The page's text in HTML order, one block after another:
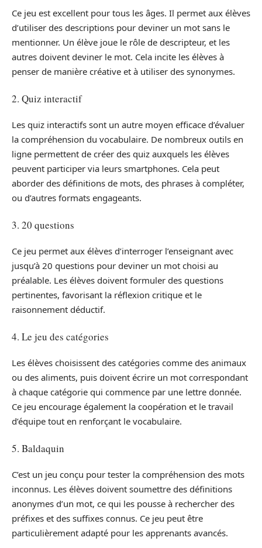
Ce jeu est excellent pour tous les âges. Il permet aux élèves
d’utiliser des descriptions pour deviner un mot sans le
mentionner. Un élève joue le rôle de descripteur, et les
autres doivent deviner le mot. Cela incite les élèves à
penser de manière créative et à utiliser des synonymes.
2. Quiz interactif
Les quiz interactifs sont un autre moyen efficace d’évaluer
la compréhension du vocabulaire. De nombreux outils en
ligne permettent de créer des quiz auxquels les élèves
peuvent participer via leurs smartphones. Cela peut
aborder des définitions de mots, des phrases à compléter,
ou d’autres formats engageants.
3. 20 questions
Ce jeu permet aux élèves d’interroger l’enseignant avec
jusqu’à 20 questions pour deviner un mot choisi au
préalable. Les élèves doivent formuler des questions
pertinentes, favorisant la réflexion critique et le
raisonnement déductif.
4. Le jeu des catégories
Les élèves choisissent des catégories comme des animaux
ou des aliments, puis doivent écrire un mot correspondant
à chaque catégorie qui commence par une lettre donnée.
Ce jeu encourage également la coopération et le travail
d’équipe tout en renforçant le vocabulaire.
5. Baldaquin
C’est un jeu conçu pour tester la compréhension des mots
inconnus. Les élèves doivent soumettre des définitions
anonymes d’un mot, ce qui les pousse à rechercher des
préfixes et des suffixes connus. Ce jeu peut être
particulièrement adapté pour les apprenants avancés.